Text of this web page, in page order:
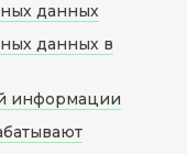
данных
данных в
информации